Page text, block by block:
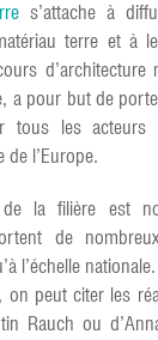
s’attache à
terre et à
d’architecture
a pour but de
tous les
de l’Europe.
de la filière est
de
l’échelle nationale.
on peut citer les
Rauch ou